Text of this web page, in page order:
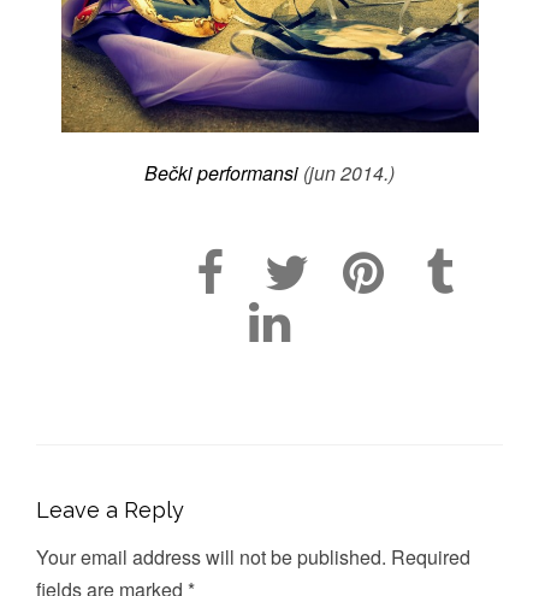
Bečki performansi (jun 2014.)
Leave a Reply
Your email address will not be published. Required
fields are marked *